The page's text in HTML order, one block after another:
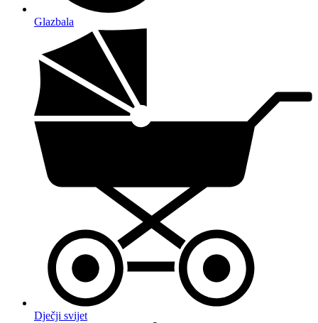
Glazbala
Dječji svijet